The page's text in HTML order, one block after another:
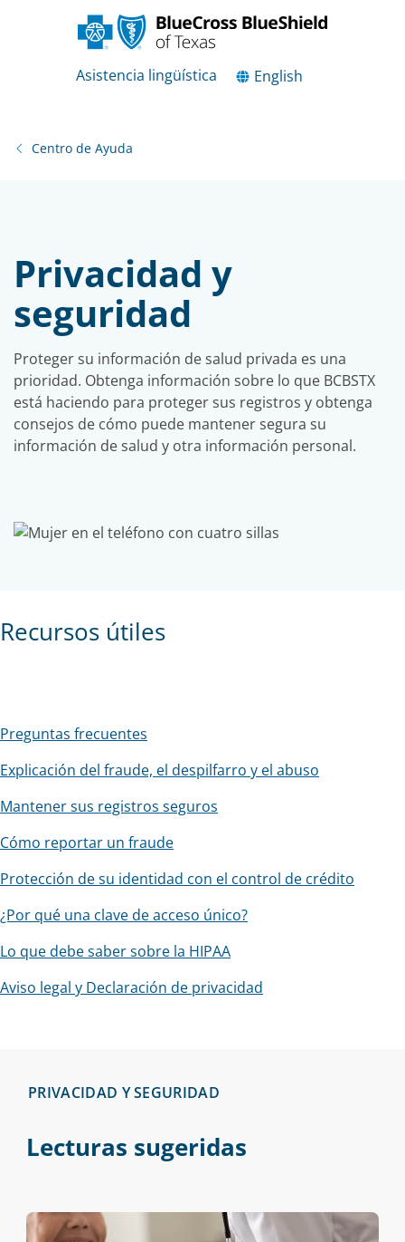
Asistencia lingüística English
Centro de Ayuda
Privacidad y
seguridad
Proteger su información de salud privada es una
prioridad. Obtenga información sobre lo que BCBSTX
está haciendo para proteger sus registros y obtenga
consejos de cómo puede mantener segura su
información de salud y otra información personal.
Recursos útiles
Preguntas frecuentes
Explicación del fraude, el despilfarro y el abuso
Mantener sus registros seguros
Cómo reportar un fraude
Protección de su identidad con el control de crédito
¿Por qué una clave de acceso único?
Lo que debe saber sobre la HIPAA
Aviso legal y Declaración de privacidad
PRIVACIDAD Y SEGURIDAD
Lecturas sugeridas